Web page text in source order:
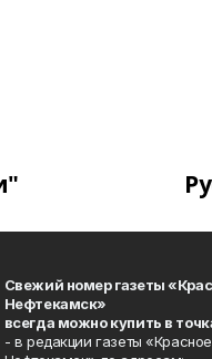
Свежий номер газеты
Нефтекамск»
всегда можно купить в
- в редакции газеты